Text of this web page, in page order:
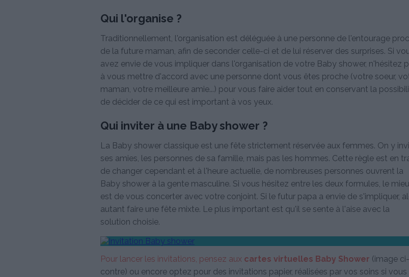
Qui l'organise ?
Traditionnellement, l'organisation est déléguée à une personne de l'entourage
de la future maman, afin de seconder celle-ci et de lui réserver des surprises. Si
avez envie de vous impliquer dans l'organisation de votre Baby shower, n'hésitez
à vous mettre d'accord avec une personne dont vous êtes proche (votre soeur,
maman, votre meilleure amie...) pour vous faire aider tout en conservant la
de décider de ce qui est important à vos yeux.
Qui inviter à une Baby shower ?
La Baby shower classique est une fête strictement réservée aux femmes. On y
ses amies, les personnes de sa famille, mais pas les hommes. Cette règle est en
de changer cependant et à l'heure actuelle, de nombreuses personnes ouvrent la
Baby shower à la gente masculine. Si vous hésitez entre les deux formules, le
est de vous concerter avec votre conjoint. Si le futur papa a envie de s'impliquer,
autant faire une fête mixte. Le plus important est qu'il se sente à l'aise avec la
solution choisie.
Pour lancer les invitations, pensez aux cartes virtuelles Baby Shower (image ci-
contre) ou encore optez pour des invitations papier, réalisées par vos soins si vous